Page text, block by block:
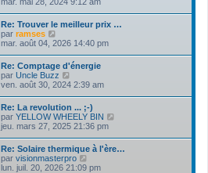
g
i
e
r
m
e
s
s
a
g
e
e
r
e
s
r
l
e
d
e
r
n
i
e
r
m
e
s
s
a
g
e
Re: Trouver le meilleur prix …
par ramses
o
l
e
d
e
r
n
i
e
r
m
e
mar. août 04, 2026 14:40 pm
Re: Comptage d'énergie
par Uncle Buzz
o
l
e
d
e
r
n
i
ven. août 30, 2024 2:39 am
Re: La revolution ... ;-)
par YELLOW WHEELY BIN
l
jeu. mars 27, 2025 21:36 pm
Re: Solaire thermique à l'ère…
par visionmasterpro
o
lun. juil. 20, 2026 21:09 pm